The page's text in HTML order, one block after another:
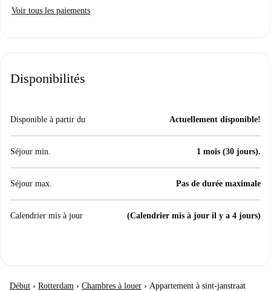
Voir tous les paiements
Disponibilités
Disponible à partir du Actuellement disponible!
Séjour min. 1 mois (30 jours).
Séjour max. Pas de durée maximale
Calendrier mis à jour (Calendrier mis à jour il y a 4 jours)
Début › Rotterdam › Chambres à louer › Appartement à sint-janstraat